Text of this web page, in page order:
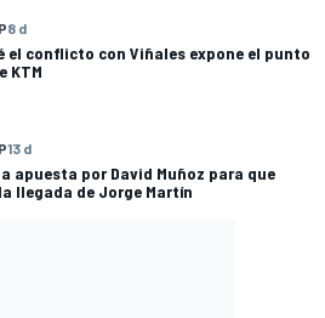
8 d
el conflicto con Viñales expone el punto
KTM
13 d
apuesta por David Muñoz para que
llegada de Jorge Martín